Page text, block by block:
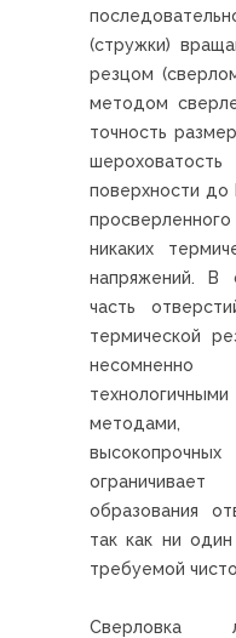
(стружки)
резцом
методом
точность
поверхности до
никаких
напряжений. В
часть
термической
методами,
образования
так как ни
требуемой
Сверловка